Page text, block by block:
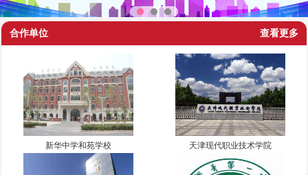
查看更多
合作单位
新华中学和苑学校 天津现代职业技术学院